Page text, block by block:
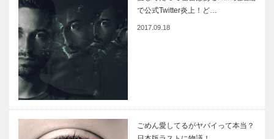
で公式Twitter炎上！ど…
2017.09.18
ごめん愛してるがヤバイって本当？